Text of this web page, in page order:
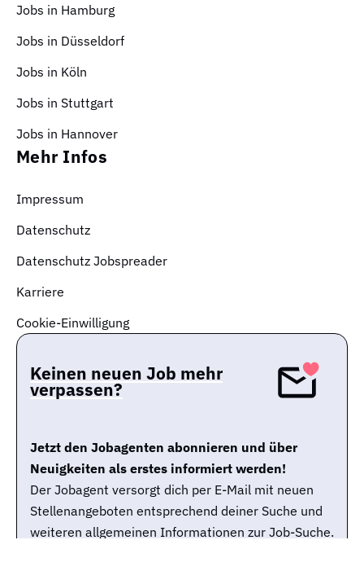
Jobs in Hamburg
Jobs in Düsseldorf
Jobs in Köln
Jobs in Stuttgart
Jobs in Hannover
Mehr Infos
Impressum
Datenschutz
Datenschutz Jobspreader
Karriere
Cookie-Einwilligung
Keinen neuen Job mehr
verpassen?
Jetzt den Jobagenten abonnieren und über
Neuigkeiten als erstes informiert werden!
Der Jobagent versorgt dich per E-Mail mit neuen
Stellenangeboten entsprechend deiner Suche und
weiteren allgemeinen Informationen zur Job-Suche.